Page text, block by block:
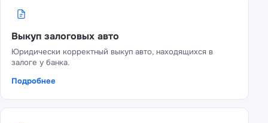
Выкуп залоговых авто
Юридически корректный выкуп авто, находящихся в
залоге у банка.
Подробнее